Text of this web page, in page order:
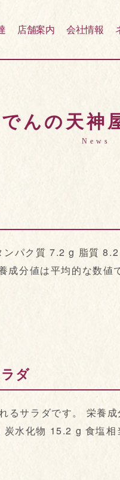
店舗案内 会社情報
んの天神
News
パク質 7.2 g 脂質
分値は平均的な数値
ダ
るサラダです。 栄養
水化物 15.2 g 食塩